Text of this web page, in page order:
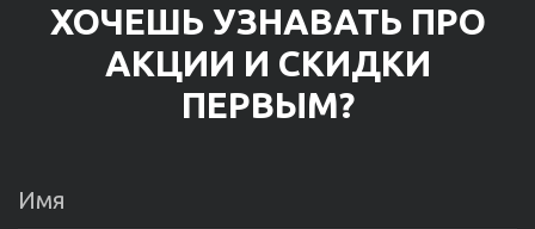
ХОЧЕШЬ УЗНАВАТЬ ПРО
АКЦИИ И СКИДКИ
ПЕРВЫМ?